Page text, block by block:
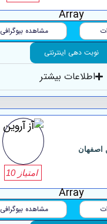
Array
مشاهده بیوگرافی
نوبت دهی اینترنتی
اطلاعات بیشتر
اصفهان
امتیاز 10
Array
مشاهده بیوگرافی